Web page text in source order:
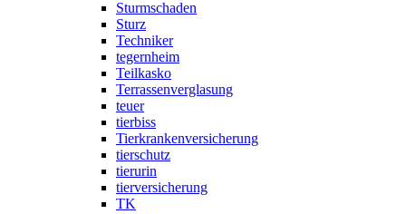
Sturmschaden
Sturz
Techniker
tegernheim
Teilkasko
Terrassenverglasung
teuer
tierbiss
Tierkrankenversicherung
tierschutz
tierurin
tierversicherung
TK